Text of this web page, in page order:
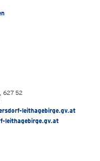
627 52
leithagebirge.gv.at
leithagebirge.gv.at